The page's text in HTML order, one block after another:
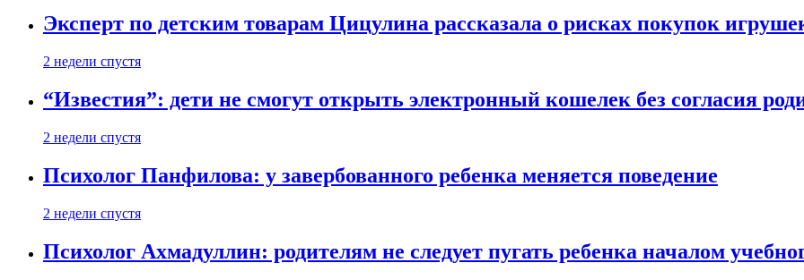
Эксперт по детским товарам Цицулина рассказала о рисках покупок
2 недели спустя
“Известия”: дети не смогут открыть электронный кошелек без согласия
2 недели спустя
Психолог Панфилова: у завербованного ребенка меняется поведение
2 недели спустя
Психолог Ахмадуллин: родителям не следует пугать ребенка началом